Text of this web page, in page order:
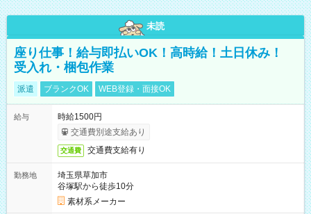
未読
座り仕事！給与即払いOK！高時給！土日休み！
受入れ・梱包作業
派遣 ブランクOK WEB登録・面接OK
給与
時給1500円
交通費別途支給あり
交通費 交通費支給有り
勤務地
埼玉県草加市
谷塚駅から徒歩10分
素材系メーカー